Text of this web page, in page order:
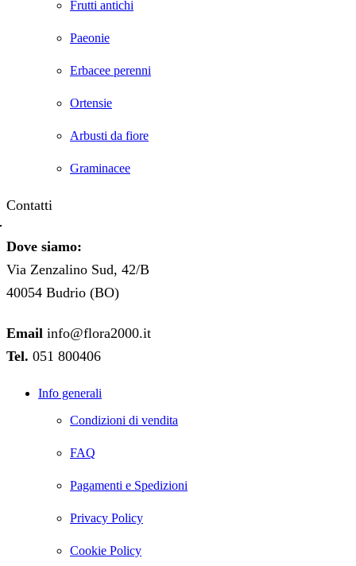
Frutti antichi
Paeonie
Erbacee perenni
Ortensie
Arbusti da fiore
Graminacee
Contatti
Dove siamo:
Via Zenzalino Sud, 42/B
40054 Budrio (BO)
Email info@flora2000.it
Tel. 051 800406
Info generali
Condizioni di vendita
FAQ
Pagamenti e Spedizioni
Privacy Policy
Cookie Policy